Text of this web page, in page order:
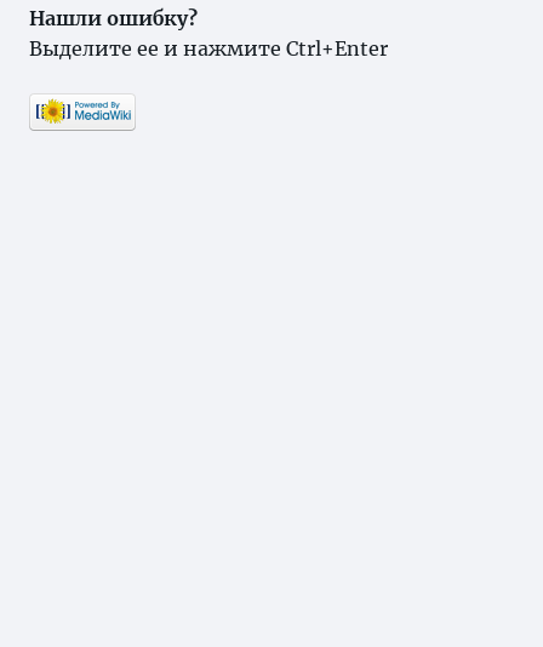
Нашли ошибку?
Выделите ее и нажмите Ctrl+Enter